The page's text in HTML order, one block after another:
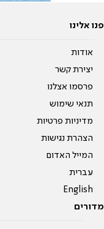
פנו אלינו
אודות
יצירת קשר
פרסמו אצלנו
תנאי שימוש
מדיניות פרטיות
הצהרת נגישות
המייל האדום
עברית
English
מדורים